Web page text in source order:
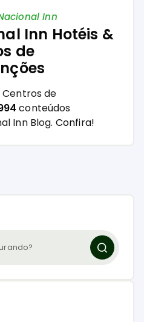
Inn
Inn Hotéis &
de
Centros de
conteúdos
Inn Blog. Confira!